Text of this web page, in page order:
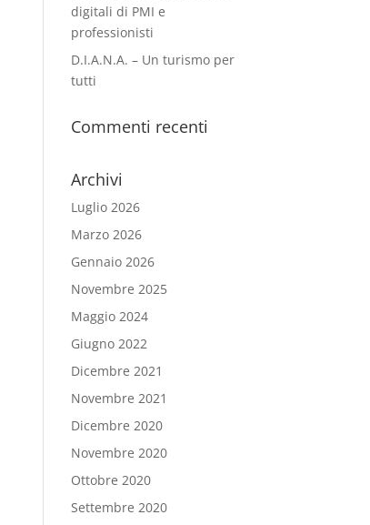
digitali di PMI e
professionisti
D.I.A.N.A. – Un turismo per
tutti
Commenti recenti
Archivi
Luglio 2026
Marzo 2026
Gennaio 2026
Novembre 2025
Maggio 2024
Giugno 2022
Dicembre 2021
Novembre 2021
Dicembre 2020
Novembre 2020
Ottobre 2020
Settembre 2020